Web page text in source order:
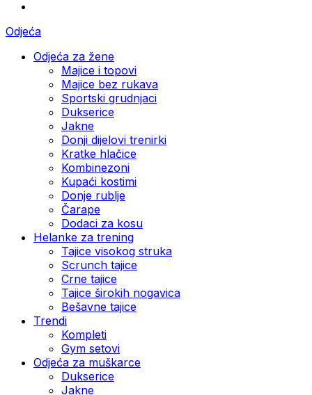
Odjeća
Odjeća za žene
Majice i topovi
Majice bez rukava
Sportski grudnjaci
Dukserice
Jakne
Donji dijelovi trenirki
Kratke hlačice
Kombinezoni
Kupaći kostimi
Donje rublje
Čarape
Dodaci za kosu
Helanke za trening
Tajice visokog struka
Scrunch tajice
Crne tajice
Tajice širokih nogavica
Bešavne tajice
Trendi
Kompleti
Gym setovi
Odjeća za muškarce
Dukserice
Jakne